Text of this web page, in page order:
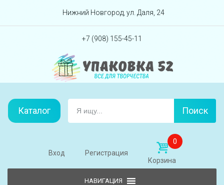
Перейти вниз
Нижний Новгород, ул. Даля, 24
+7 (908) 155-45-11
Каталог Поиск
Вход Регистрация
0
Корзина